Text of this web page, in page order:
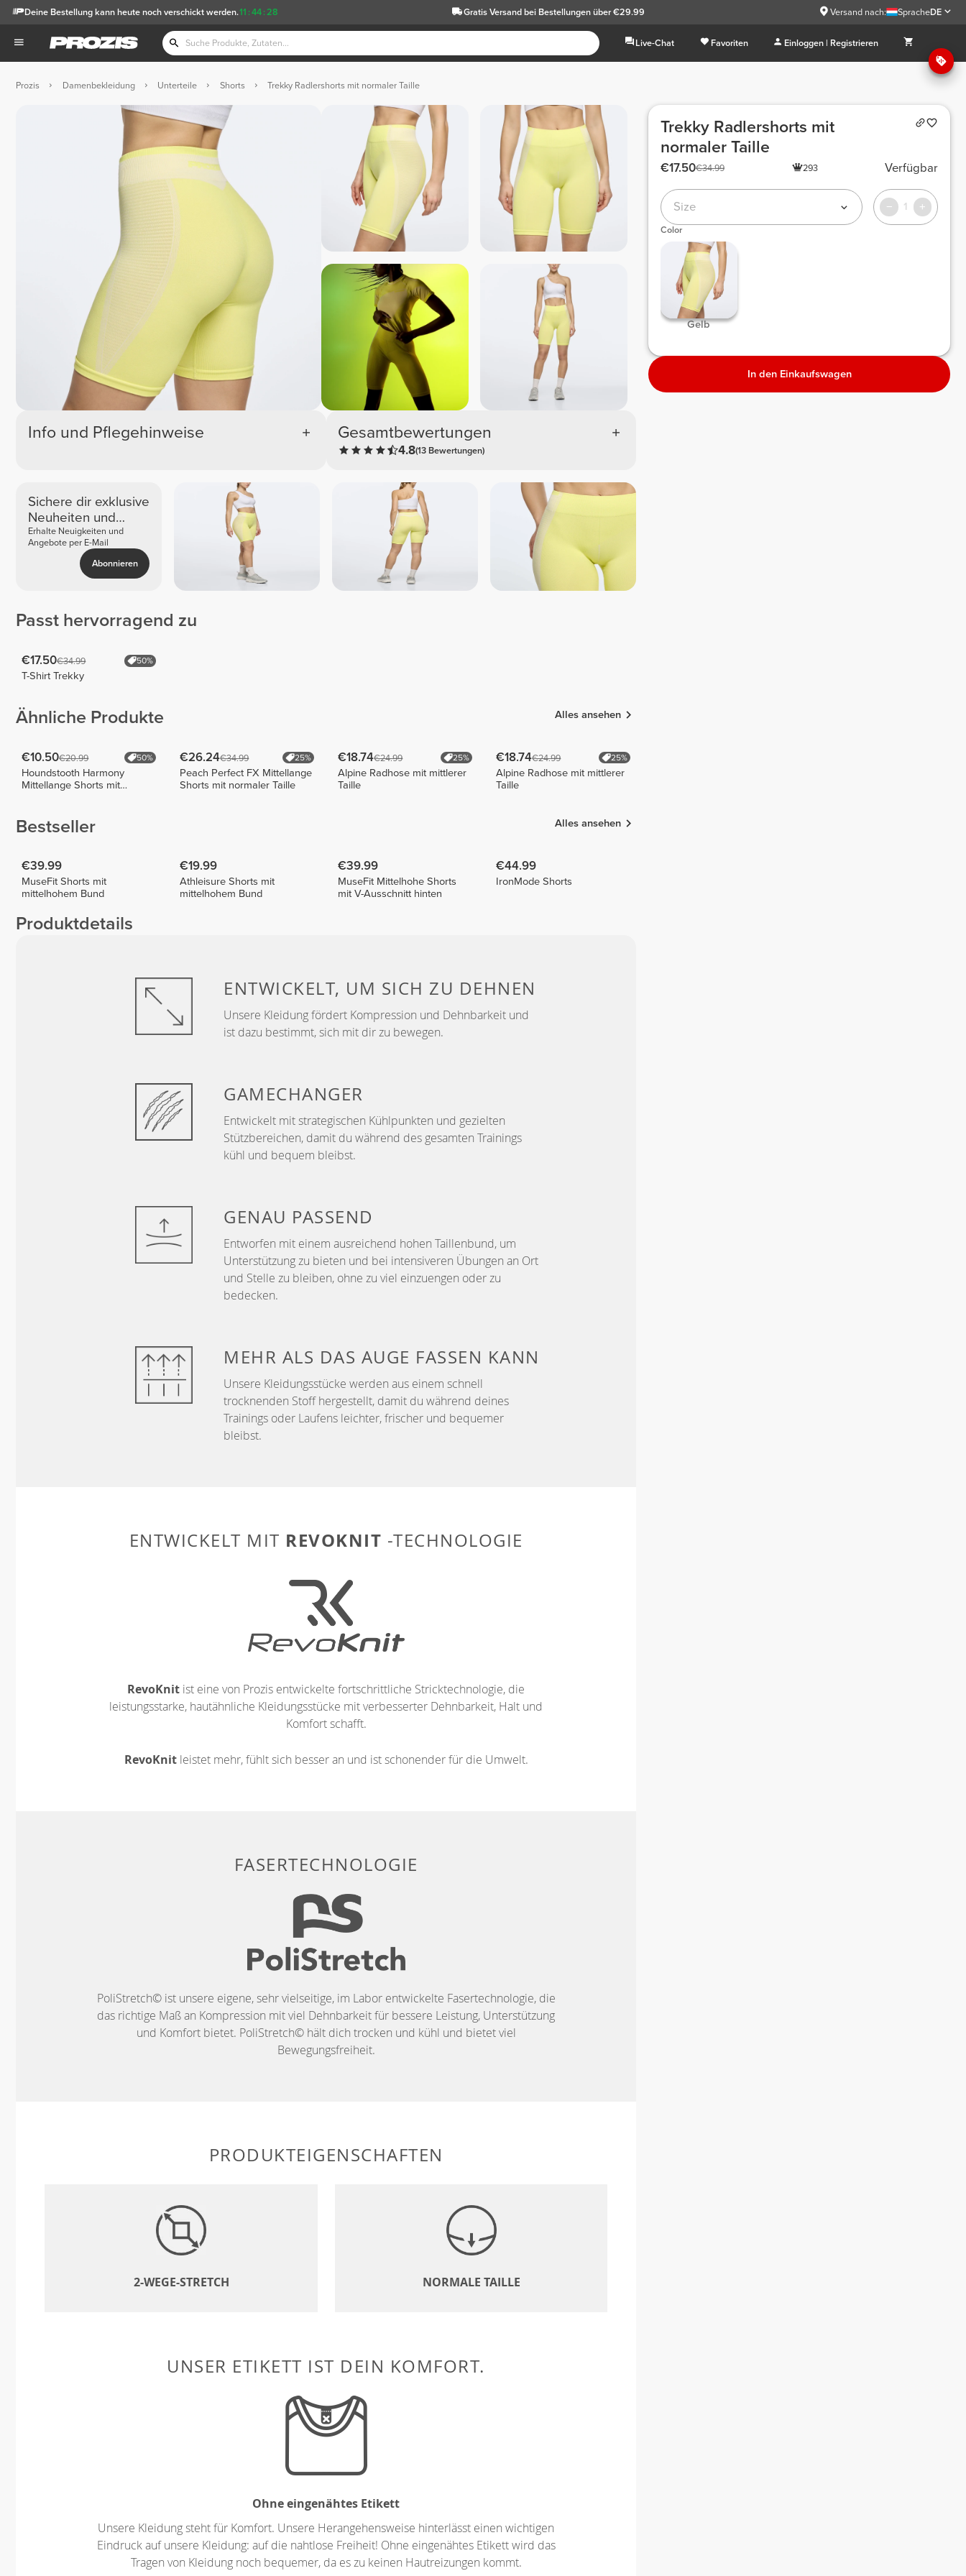
11 :44 :27
Deine Bestellung kann heute noch verschickt werden. Gratis Versandbei Bestellungen über €29.99 Versand nach: SpracheDE
Live-Chat Favoriten Einloggen | Registrieren
Prozis Damenbekleidung Unterteile Shorts Trekky Radlershorts mit normaler Taille
Info und Pflegehinweise Gesamtbewertungen
4.8(13 Bewertungen)
Sichere dir exklusive
Neuheiten und
Angebote
Erhalte Neuigkeiten und
Angebote per E-Mail
Abonnieren
Passt hervorragend zu
€17.50€34.99 50%
T-Shirt Trekky
Ähnliche Produkte Alles ansehen
€10.50€20.99 50%
Houndstooth Harmony
Mittellange Shorts mit
€26.24€34.99 25%
Peach Perfect FX Mittellange
Shorts mit normaler Taille
€18.74€24.99 25%
Alpine Radhose mit mittlerer
Taille
€18.74€24.99 25%
Alpine Radhose mit mittlerer
Taille
Bestseller Alles ansehen
€39.99
MuseFit Shorts mit
mittelhohem Bund
€19.99
Athleisure Shorts mit
mittelhohem Bund
€39.99
MuseFit Mittelhohe Shorts
mit V-Ausschnitt hinten
€44.99
IronMode Shorts
Produktdetails
ENTWICKELT, UM SICH ZU DEHNEN
Unsere Kleidung fördert Kompression und Dehnbarkeit und
ist dazu bestimmt, sich mit dir zu bewegen.
GAMECHANGER
Entwickelt mit strategischen Kühlpunkten und gezielten
Stützbereichen, damit du während des gesamten Trainings
kühl und bequem bleibst.
GENAU PASSEND
Entworfen mit einem ausreichend hohen Taillenbund, um
Unterstützung zu bieten und bei intensiveren Übungen an Ort
und Stelle zu bleiben, ohne zu viel einzuengen oder zu
bedecken.
MEHR ALS DAS AUGE FASSEN KANN
Unsere Kleidungsstücke werden aus einem schnell
trocknenden Stoff hergestellt, damit du während deines
Trainings oder Laufens leichter, frischer und bequemer
bleibst.
ENTWICKELT MIT REVOKNIT -TECHNOLOGIE
RevoKnit ist eine von Prozis entwickelte fortschrittliche Stricktechnologie, die
leistungsstarke, hautähnliche Kleidungsstücke mit verbesserter Dehnbarkeit, Halt und
Komfort schafft.
RevoKnitleistet mehr, fühlt sich besser an und ist schonender für die Umwelt.
FASERTECHNOLOGIE
PoliStretch© ist unsere eigene, sehr vielseitige, im Labor entwickelte Fasertechnologie, die
das richtige Maß an Kompression mit viel Dehnbarkeit für bessere Leistung, Unterstützung
und Komfort bietet. PoliStretch© hält dich trocken und kühl und bietet viel
Bewegungsfreiheit.
PRODUKTEIGENSCHAFTEN
2-WEGE-STRETCH NORMALE TAILLE
UNSER ETIKETT IST DEIN KOMFORT.
Ohne eingenähtes Etikett
Unsere Kleidung steht für Komfort. Unsere Herangehensweise hinterlässt einen wichtigen
Eindruck auf unsere Kleidung: auf die nahtlose Freiheit! Ohne eingenähtes Etikett wird das
Tragen von Kleidung noch bequemer, da es zu keinen Hautreizungen kommt.
Trekky Radlershorts mit
normaler Taille
€34.99
€17.50 293 Verfügbar
Size 1
Color
Gelb
In den Einkaufswagen